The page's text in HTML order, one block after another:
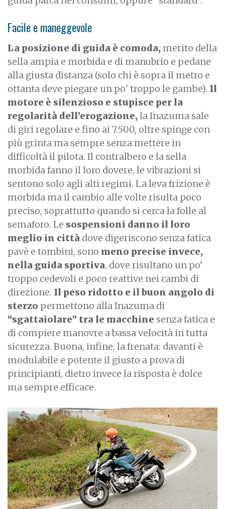
Facile e maneggevole
La posizione di guida è comoda, merito della
sella ampia e morbida e di manubrio e pedane
alla giusta distanza (solo chi è sopra il metro e
ottanta deve piegare un po' troppo le gambe). Il
motore è silenzioso e stupisce per la
regolarità dell’erogazione,la Inazuma sale
di giri regolare e fino ai 7.500, oltre spinge con
più grinta ma sempre senza mettere in
difficoltà il pilota. Il contralbero e la sella
morbida fanno il loro dovere, le vibrazioni si
sentono solo agli alti regimi. La leva frizione è
morbida ma il cambio alle volte risulta poco
preciso, soprattutto quando si cerca la folle al
semaforo. Le sospensioni danno il loro
meglio in città dove digeriscono senza fatica
pavè e tombini, sono meno precise invece,
nella guida sportiva, dove risultano un po’
troppo cedevoli e poco reattive nei cambi di
direzione. Il peso ridotto e il buon angolo di
sterzo permettono alla Inazuma di
“sgattaiolare” tra le macchine senza fatica e
di compiere manovre a bassa velocità in tutta
sicurezza. Buona, infine, la frenata: davanti è
modulabile e potente il giusto a prova di
principianti, dietro invece la risposta è dolce
ma sempre efficace.